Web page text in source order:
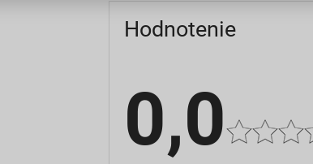
Hodnotenie
0,0